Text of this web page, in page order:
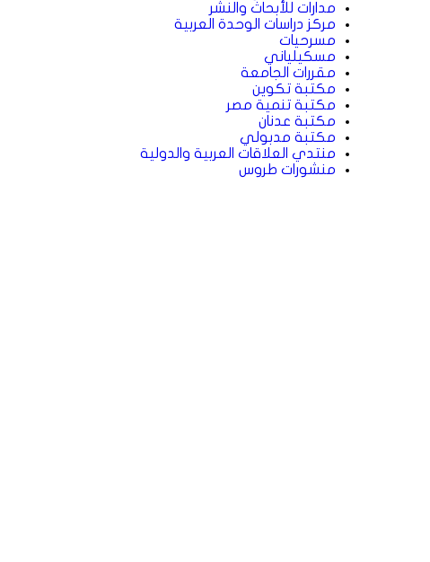
مدارات للأبحاث والنشر
مركز دراسات الوحدة العربية
مسرحيات
مسكيلياني
مقررات الجامعة
مكتبة تكوين
مكتبة تنمية مصر
مكتبة عدنان
مكتبة مدبولي
منتدي العلاقات العربية والدولية
منشورات طروس